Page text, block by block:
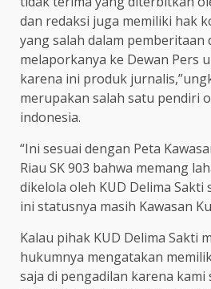
dan redaksi juga memiliki hak
yang salah dalam pemberitaan
melaporkanya ke Dewan Pers
karena ini produk
merupakan salah satu pendiri
indonesia.
“Ini sesuai dengan Peta
Riau SK 903 bahwa memang
dikelola oleh KUD Delima Sakti
ini statusnya masih Kawasan
Kalau pihak KUD Delima Sakti
hukumnya mengatakan
saja di pengadilan karena kami